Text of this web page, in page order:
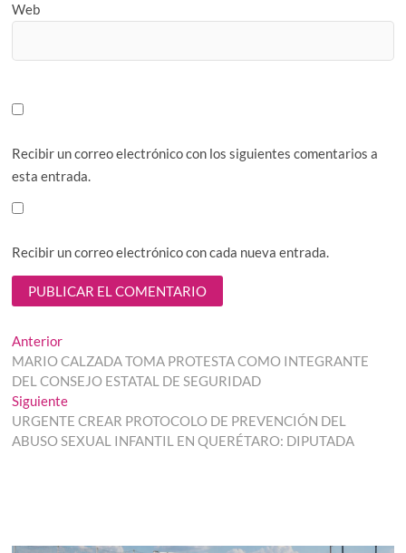
Web
Recibir un correo electrónico con los siguientes comentarios a
esta entrada.
Recibir un correo electrónico con cada nueva entrada.
Navegación
de
entradas
AnteriorEntrada
anterior:
MARIO CALZADA TOMA PROTESTA COMO INTEGRANTE
DEL CONSEJO ESTATAL DE SEGURIDAD
SiguienteEntrada
siguiente:
URGENTE CREAR PROTOCOLO DE PREVENCIÓN DEL
ABUSO SEXUAL INFANTIL EN QUERÉTARO: DIPUTADA